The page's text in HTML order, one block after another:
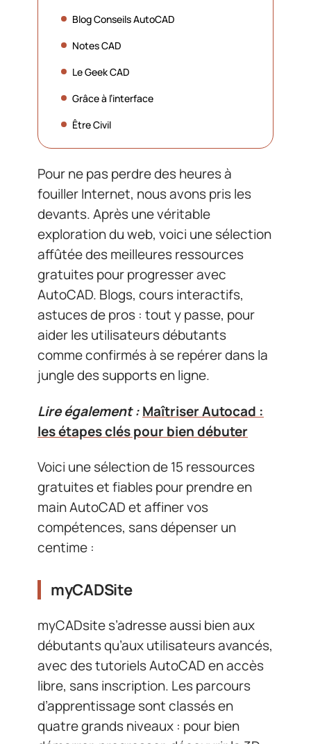
Blog Conseils AutoCAD
Notes CAD
Le Geek CAD
Grâce à l’interface
Être Civil
Pour ne pas perdre des heures à
fouiller Internet, nous avons pris les
devants. Après une véritable
exploration du web, voici une sélection
affûtée des meilleures ressources
gratuites pour progresser avec
AutoCAD. Blogs, cours interactifs,
astuces de pros : tout y passe, pour
aider les utilisateurs débutants
comme confirmés à se repérer dans la
jungle des supports en ligne.
Lire également :Maîtriser Autocad :
les étapes clés pour bien débuter
Voici une sélection de 15 ressources
gratuites et fiables pour prendre en
main AutoCAD et affiner vos
compétences, sans dépenser un
centime :
myCADSite
myCADsite s’adresse aussi bien aux
débutants qu’aux utilisateurs avancés,
avec des tutoriels AutoCAD en accès
libre, sans inscription. Les parcours
d’apprentissage sont classés en
quatre grands niveaux : pour bien